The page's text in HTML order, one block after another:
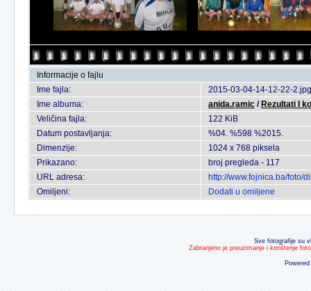
Informacije o fajlu
Ime fajla:
2015-03-04-14-12-22-2.jpg
Ime albuma:
anida.ramic / Rezultati I
Veličina fajla:
122 KiB
Datum postavljanja:
%04. %598 %2015.
Dimenzije:
1024 x 768 piksela
Prikazano:
broj pregleda - 117
URL adresa:
http://www.fojnica.ba/foto/
Omiljeni:
Dodati u omiljene
Sve fotografije su
Zabranjeno je preuzimanje i korištenje